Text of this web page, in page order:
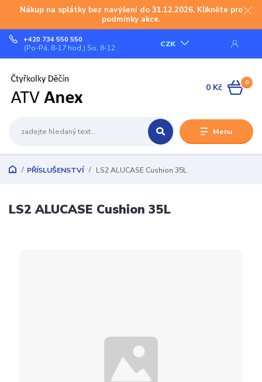
Nákup na splátky bez navýšení do 31.12.2026. Klikněte pro
podmínky akce.
Menu
CZK
+420 734 550 550
(Po-Pá, 8-17 hod.) So, 8-12
0
0 Kč
PŘÍSLUŠENSTVÍ LS2 ALUCASE Cushion 35L
LS2 ALUCASE Cushion 35L